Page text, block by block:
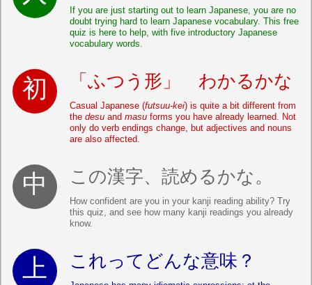
If you are just starting out to learn Japanese, you are no
doubt trying hard to learn Japanese vocabulary. This free
quiz is here to help, with five introductory Japanese
vocabulary words.
「ふつう形」 わかるかな
Casual Japanese (futsuu-kei) is quite a bit different from
the desu and masu forms you have already learned. Not
only do verb endings change, but adjectives and nouns
are also affected.
この漢字、読めるかな。
How confident are you in your kanji reading ability? Try
this quiz, and see how many kanji readings you already
know.
これってどんな意味？